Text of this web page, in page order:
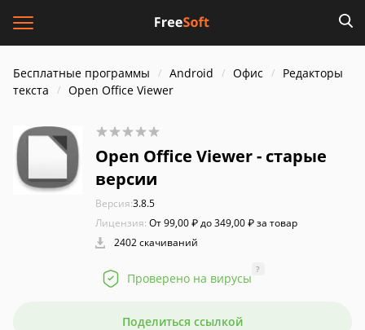
Бесплатные программы Android Офис
Редакторы
текста
Open Office Viewer
Open Office Viewer - старые
версии
Версия:3.8.5
Лицензия: От 99,00 ₽ до 349,00 ₽ за товар
2402 скачиваний
Проверено на вирусы
?
Поделиться ссылкой